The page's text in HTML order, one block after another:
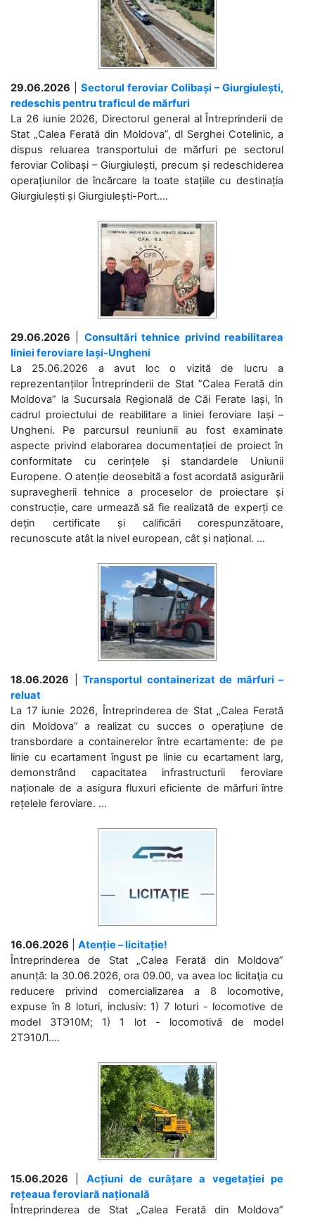
29.06.2026
Sectorul feroviar Colibași – Giurgiulești,
redeschis pentru traficul de mărfuri
La 26 iunie 2026, Directorul general al Întreprinderii de
Stat „Calea Ferată din Moldova”, dl Serghei Cotelinic, a
dispus reluarea transportului de mărfuri pe sectorul
feroviar Colibași – Giurgiulești, precum și redeschiderea
operațiunilor de încărcare la toate stațiile cu destinația
Giurgiulești și Giurgiulești-Port....
29.06.2026
Consultări tehnice privind reabilitarea
liniei feroviare Iași-Ungheni
La 25.06.2026 a avut loc o vizită de lucru a
reprezentanților Întreprinderii de Stat ”Calea Ferată din
Moldova” la Sucursala Regională de Căi Ferate Iași, în
cadrul proiectului de reabilitare a liniei feroviare Iași –
Ungheni. Pe parcursul reuniunii au fost examinate
aspecte privind elaborarea documentației de proiect în
conformitate cu cerințele și standardele Uniunii
Europene. O atenție deosebită a fost acordată asigurării
supravegherii tehnice a proceselor de proiectare și
construcție, care urmează să fie realizată de experți ce
dețin certificate și calificări corespunzătoare,
recunoscute atât la nivel european, cât și național. ...
18.06.2026
Transportul containerizat de mărfuri –
reluat
La 17 iunie 2026, Întreprinderea de Stat „Calea Ferată
din Moldova” a realizat cu succes o operațiune de
transbordare a containerelor între ecartamente: de pe
linie cu ecartament îngust pe linie cu ecartament larg,
demonstrând capacitatea infrastructurii feroviare
naționale de a asigura fluxuri eficiente de mărfuri între
rețelele feroviare. ...
16.06.2026
Atenție – licitație!
Întreprinderea de Stat „Calea Ferată din Moldova”
anunță: la 30.06.2026, ora 09.00, va avea loc licitaţia cu
reducere privind comercializarea a 8 locomotive,
expuse în 8 loturi, inclusiv: 1) 7 loturi - locomotive de
model 3ТЭ10М; 1) 1 lot - locomotivă de model
2ТЭ10Л....
15.06.2026
Acțiuni de curățare a vegetației pe
rețeaua feroviară națională
Întreprinderea de Stat „Calea Ferată din Moldova”